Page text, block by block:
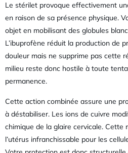
Le stérilet provoque effectivement
en raison de sa présence physique.
objet en mobilisant des globules
L’ibuprofène réduit la production de
douleur mais ne supprime pas cette
milieu reste donc hostile à toute
permanence.
Cette action combinée assure une
à déstabiliser. Les ions de cuivre
chimique de la glaire cervicale. Cette
l’utérus infranchissable pour les